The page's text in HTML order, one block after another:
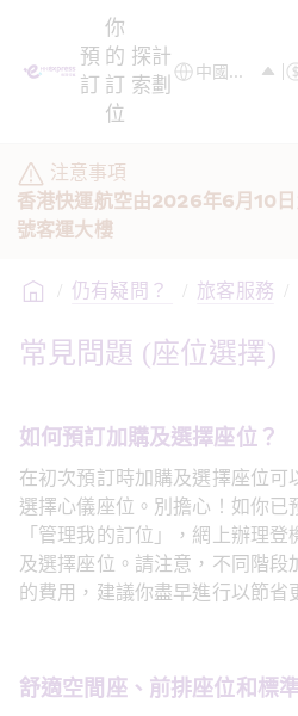
預
訂
你
的
訂
位
探
索
計
劃
注意事項
香港快運航空由2026年6月10
號客運大樓
/ 仍有疑問？ / 旅客服務 /
常見問題 (座位選擇)
如何預訂加購及選擇座位？
在初次預訂時加購及選擇座位可
選擇心儀座位。別擔心！如你已
「管理我的訂位」，網上辦理
及選擇座位。請注意，不同階段
的費用，建議你盡早進行以節省
舒適空間座、前排座位和標